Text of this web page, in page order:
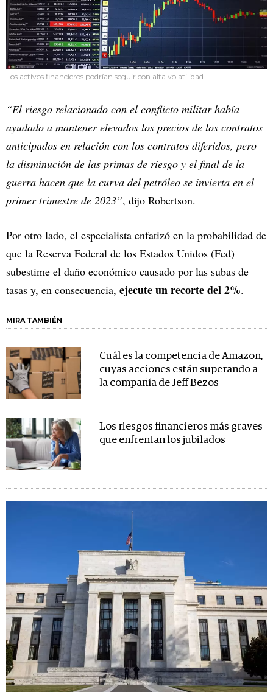
Los activos financieros podrían seguir con alta volatilidad.
“El riesgo relacionado con el conflicto militar había
ayudado a mantener elevados los precios de los contratos
anticipados en relación con los contratos diferidos, pero
la disminución de las primas de riesgo y el final de la
guerra hacen que la curva del petróleo se invierta en el
primer trimestre de 2023”, dijo Robertson.
Por otro lado, el especialista enfatizó en la probabilidad de
que la Reserva Federal de los Estados Unidos (Fed)
subestime el daño económico causado por las subas de
tasas y, en consecuencia, ejecute un recorte del 2%.
MIRA TAMBIÉN
Cuál es la competencia de Amazon,
cuyas acciones están superando a
la compañía de Jeff Bezos
Los riesgos financieros más graves
que enfrentan los jubilados